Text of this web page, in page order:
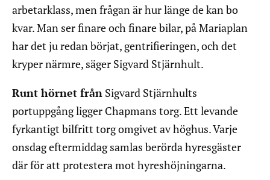
arbetarklass, men frågan är hur länge de kan bo
kvar. Man ser finare och finare bilar, på Mariaplan
har det ju redan börjat, gentrifieringen, och det
kryper närmre, säger Sigvard Stjärnhult.
Runt hörnet från Sigvard Stjärnhults
portuppgång ligger Chapmans torg. Ett levande
fyrkantigt bilfritt torg omgivet av höghus. Varje
onsdag eftermiddag samlas berörda hyresgäster
där för att protestera mot hyreshöjningarna.